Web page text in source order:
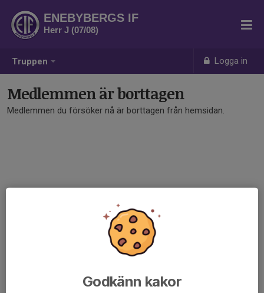
Truppen Logga in
ENEBYBERGS IF
Herr J (07/08)
Medlemmen är borttagen
Medlemmen du försöker nå är borttagen från hemsidan.
Godkänn kakor